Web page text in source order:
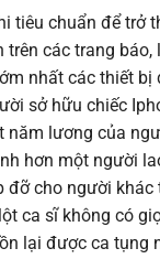
tiêu chuẩn để trở
các trang báo,
nhất các thiết bị
sở hữu chiếc
năm lương của
hơn một người
đỡ cho người
ca sĩ không có
lại được ca tụng